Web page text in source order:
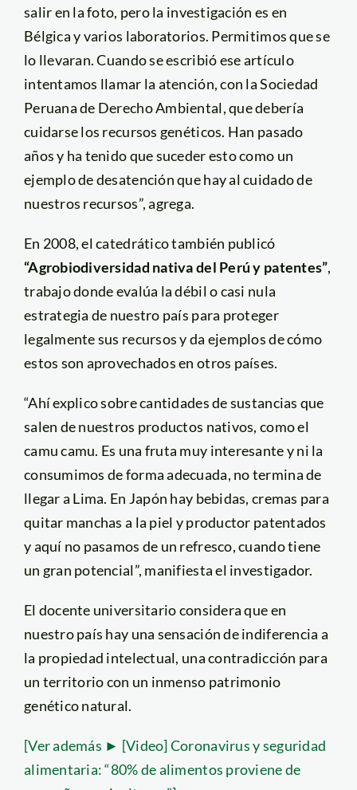
salir en la foto, pero la investigación es en
Bélgica y varios laboratorios. Permitimos que se
lo llevaran. Cuando se escribió ese artículo
intentamos llamar la atención, con la Sociedad
Peruana de Derecho Ambiental, que debería
cuidarse los recursos genéticos. Han pasado
años y ha tenido que suceder esto como un
ejemplo de desatención que hay al cuidado de
nuestros recursos”, agrega.
En 2008, el catedrático también publicó
“Agrobiodiversidad nativa del Perú y patentes”,
trabajo donde evalúa la débil o casi nula
estrategia de nuestro país para proteger
legalmente sus recursos y da ejemplos de cómo
estos son aprovechados en otros países.
“Ahí explico sobre cantidades de sustancias que
salen de nuestros productos nativos, como el
camu camu. Es una fruta muy interesante y ni la
consumimos de forma adecuada, no termina de
llegar a Lima. En Japón hay bebidas, cremas para
quitar manchas a la piel y productor patentados
y aquí no pasamos de un refresco, cuando tiene
un gran potencial”, manifiesta el investigador.
El docente universitario considera que en
nuestro país hay una sensación de indiferencia a
la propiedad intelectual, una contradicción para
un territorio con un inmenso patrimonio
genético natural.
[Ver además ► [Video] Coronavirus y seguridad
alimentaria: “80% de alimentos proviene de